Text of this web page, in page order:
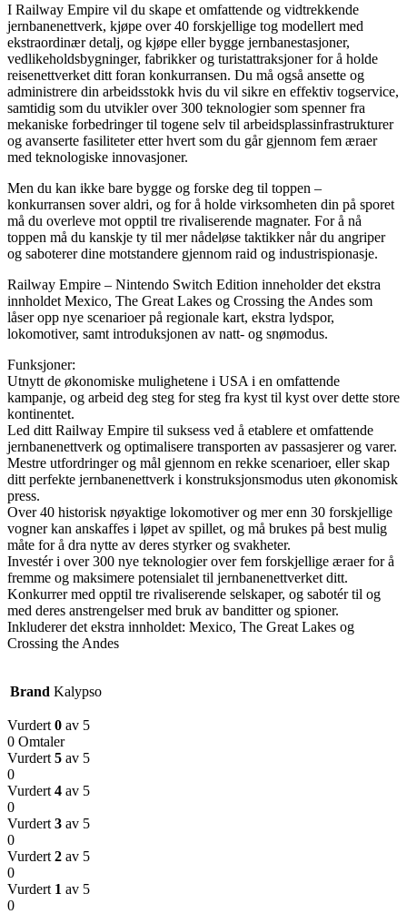
I Railway Empire vil du skape et omfattende og vidtrekkende
jernbanenettverk, kjøpe over 40 forskjellige tog modellert med
ekstraordinær detalj, og kjøpe eller bygge jernbanestasjoner,
vedlikeholdsbygninger, fabrikker og turistattraksjoner for å holde
reisenettverket ditt foran konkurransen. Du må også ansette og
administrere din arbeidsstokk hvis du vil sikre en effektiv togservice,
samtidig som du utvikler over 300 teknologier som spenner fra
mekaniske forbedringer til togene selv til arbeidsplassinfrastrukturer
og avanserte fasiliteter etter hvert som du går gjennom fem æraer
med teknologiske innovasjoner.
Men du kan ikke bare bygge og forske deg til toppen –
konkurransen sover aldri, og for å holde virksomheten din på sporet
må du overleve mot opptil tre rivaliserende magnater. For å nå
toppen må du kanskje ty til mer nådeløse taktikker når du angriper
og saboterer dine motstandere gjennom raid og industrispionasje.
Railway Empire – Nintendo Switch Edition inneholder det ekstra
innholdet Mexico, The Great Lakes og Crossing the Andes som
låser opp nye scenarioer på regionale kart, ekstra lydspor,
lokomotiver, samt introduksjonen av natt- og snømodus.
Funksjoner:
Utnytt de økonomiske mulighetene i USA i en omfattende
kampanje, og arbeid deg steg for steg fra kyst til kyst over dette store
kontinentet.
Led ditt Railway Empire til suksess ved å etablere et omfattende
jernbanenettverk og optimalisere transporten av passasjerer og varer.
Mestre utfordringer og mål gjennom en rekke scenarioer, eller skap
ditt perfekte jernbanenettverk i konstruksjonsmodus uten økonomisk
press.
Over 40 historisk nøyaktige lokomotiver og mer enn 30 forskjellige
vogner kan anskaffes i løpet av spillet, og må brukes på best mulig
måte for å dra nytte av deres styrker og svakheter.
Investér i over 300 nye teknologier over fem forskjellige æraer for å
fremme og maksimere potensialet til jernbanenettverket ditt.
Konkurrer med opptil tre rivaliserende selskaper, og sabotér til og
med deres anstrengelser med bruk av banditter og spioner.
Inkluderer det ekstra innholdet: Mexico, The Great Lakes og
Crossing the Andes
Brand Kalypso
Vurdert 0 av 5
0 Omtaler
Vurdert 5 av 5
0
Vurdert 4 av 5
0
Vurdert 3 av 5
0
Vurdert 2 av 5
0
Vurdert 1 av 5
0